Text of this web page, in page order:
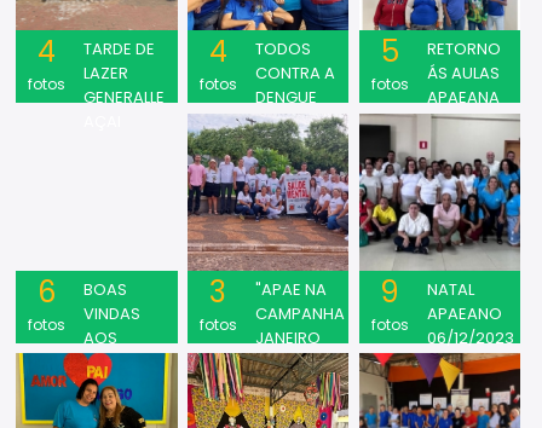
4
fotos
TARDE DE
LAZER
GENERALLE
4
fotos
TODOS
CONTRA A
DENGUE
5
fotos
RETORNO
ÁS AULAS
APAEANA
6
fotos
BOAS
VINDAS
AOS
TRABALHOS
NESTE ANO
QUE SE
3
fotos
"APAE NA
CAMPANHA
JANEIRO
BRANCO"
9
fotos
NATAL
APAEANO
06/12/2023